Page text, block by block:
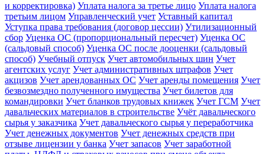
и корректировка) Уплата налога за третье лицо Уплата налога
третьим лицом Управленческий учет Уставный капитал
Уступка права требования (договор цессии) Утилизационный
сбор Уценка ОС (пропорциональный пересчет) Уценка ОС
(сальдовый способ) Уценка ОС после дооценки (сальдовый
способ) Учебный отпуск Учет автомобильных шин Учет
агентских услуг Учет административных штрафов Учет
акцизов Учет арендованных ОС Учет аренды помещения Учет
безвозмездно полученного имущества Учет билетов для
командировки Учет бланков трудовых книжек Учет ГСМ Учет
давальческих материалов в строительстве Учёт давальческого
сырья у заказчика Учет давальческого сырья у переработчика
Учет денежных документов Учет денежных средств при
отзыве лицензии у банка Учет запасов Учет заработной